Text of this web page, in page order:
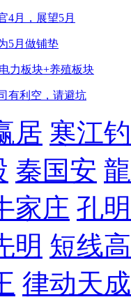
4月，展望5月
5月做铺垫
力板块+养殖板块
有利空，请避坑
居 寒江
秦国安
家庄 孔
明 短线
律动天成